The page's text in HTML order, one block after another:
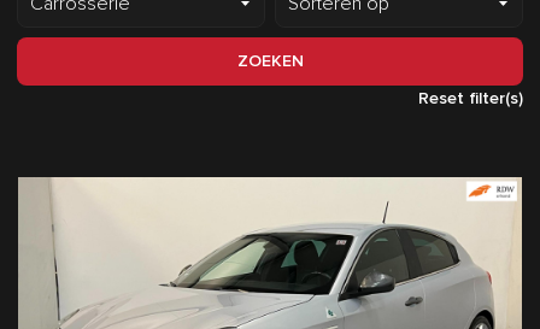
ZOEKEN
Reset filter(s)